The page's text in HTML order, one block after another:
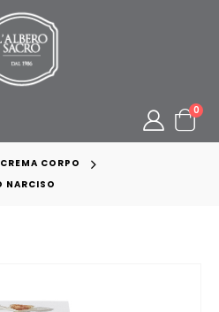
0
CREMA CORPO
NARCISO